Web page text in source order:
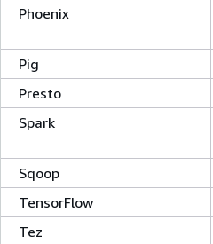
Phoenix
Pig
Presto
Spark
Sqoop
TensorFlow
Tez